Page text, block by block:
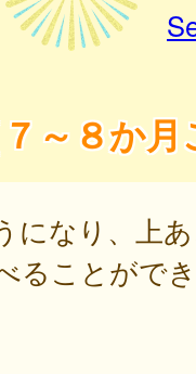
～８か月
になり、上
ることがで